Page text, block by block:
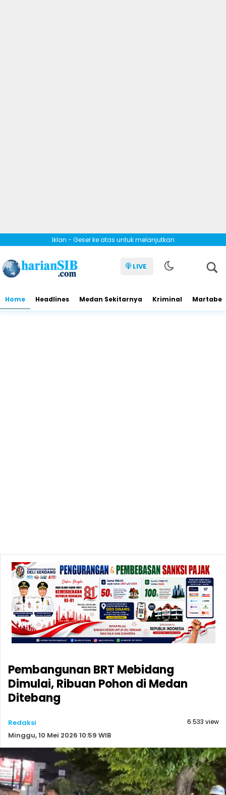
Iklan - Geser ke atas untuk melanjutkan
LIVE
Home Headlines Medan Sekitarnya Kriminal Martabe
Pembangunan BRT Mebidang
Dimulai, Ribuan Pohon di Medan
Ditebang
Redaksi
Minggu, 10 Mei 2026 10:59 WIB
6.533 view